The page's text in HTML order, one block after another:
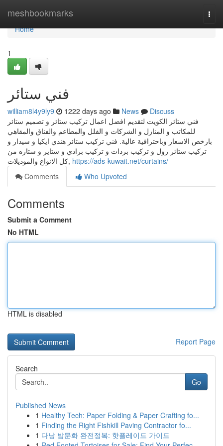
meshbookmarks
Home
Home
1
فني ستائر
william8l4y9ly9 1222 days ago News
Discuss
فني ستائر الكويت لتقديم افضل اعمال تركيب ستائر و تصميم ستائر
للمكاتب و المنازل و الشركات و الفلل والمطاعم والفناق والمقاهي
بارخص الاسعار وباحترافية عالية. فني تركيب ستائر هندي ايكيا و سيدار و
تركيب ستائر رول و تركيب بردات و تركيب برادي و ستاير و ستاره من
كل الانواع والموديلات, https://ads-kuwait.net/curtains/
Comments
Who Upvoted
Comments
Submit a Comment
No HTML
HTML is disabled
Report Page
Search
Go
Published News
1 Healthy Tech: Paper Folding & Paper Crafting fo...
1 Finding the Right Fishkill Paving Contractor fo...
1 다낭 밤문화 완전정복: 핫플레이드 가이드